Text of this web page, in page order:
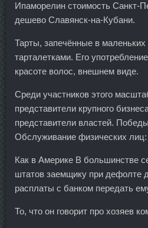
Ипаморелин стоимость Санкт-
дешево Славянск-на-Кубани.
Тарты, запечённые в
тарталетками. Его
красоте волос, внешнем виде.
Среди участников этого
представители крупного
представители властей.
Обслуживание физических лиц:
Как в Америке В большинстве
штатов заемщику при дефолте
расплаты с банком передать
То, что он говорит про хозяев